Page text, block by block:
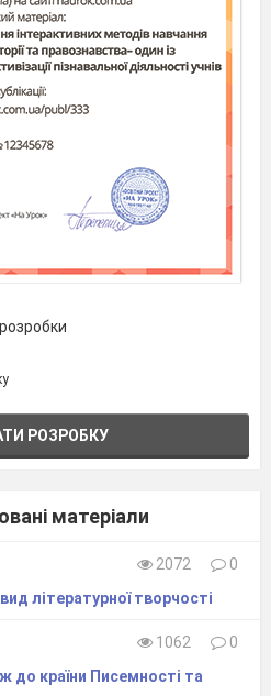
РОЗРОБКУ
матеріали
2072
0
літературної творчості
1062
0
до країни Писемності та